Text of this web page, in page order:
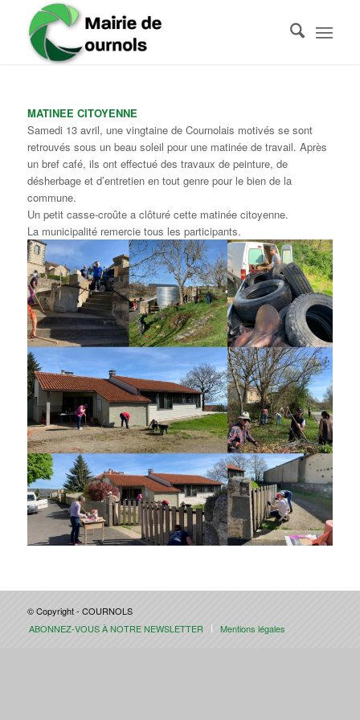
MATINEE CITOYENNE
Samedi 13 avril, une vingtaine de Cournolais motivés se sont
retrouvés sous un beau soleil pour une matinée de travail. Après
un bref café, ils ont effectué des travaux de peinture, de
désherbage et d’entretien en tout genre pour le bien de la
commune.
Un petit casse-croûte a clôturé cette matinée citoyenne.
La municipalité remercie tous les participants.
© Copyright - COURNOLS
ABONNEZ-VOUS À NOTRE NEWSLETTER
Mentions légales